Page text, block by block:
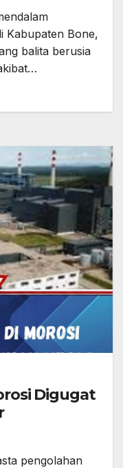
Kabupaten Bone,
balita berusia
Digugat
pengolahan